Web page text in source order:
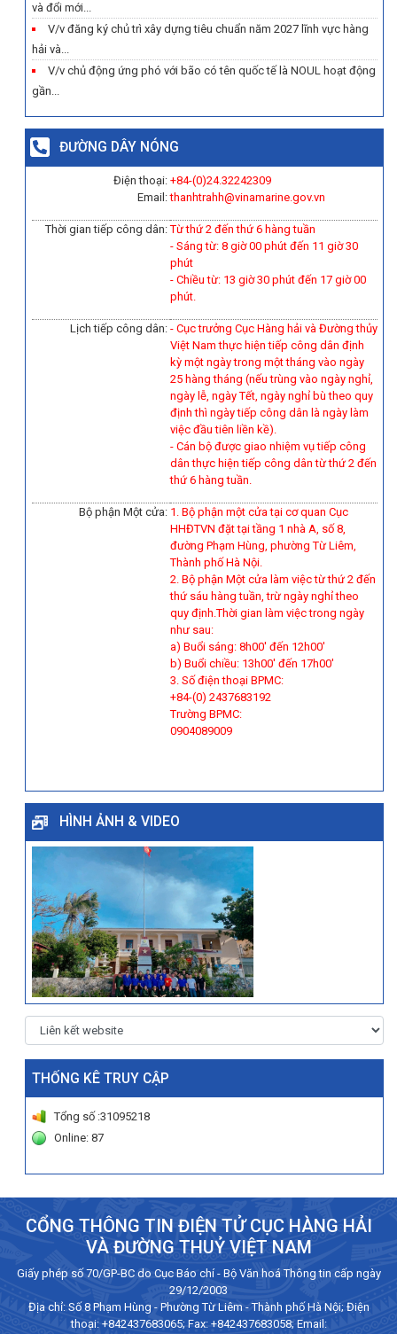
và đổi mới...
V/v đăng ký chủ trì xây dựng tiêu chuẩn năm 2027 lĩnh vực hàng
hải và...
V/v chủ động ứng phó với bão có tên quốc tế là NOUL hoạt động
gần...
ĐƯỜNG DÂY NÓNG
Điện thoại:
Email:
+84-(0)24.32242309
thanhtrahh@vinamarine.gov.vn
Thời gian tiếp công dân:Từ thứ 2 đến thứ 6 hàng tuần
- Sáng từ: 8 giờ 00 phút đến 11 giờ 30
phút
- Chiều từ: 13 giờ 30 phút đến 17 giờ 00
phút.
Lịch tiếp công dân: - Cục trưởng Cục Hàng hải và Đường thủy
Việt Nam thực hiện tiếp công dân định
kỳ một ngày trong một tháng vào ngày
25 hàng tháng (nếu trùng vào ngày nghỉ,
ngày lễ, ngày Tết, ngày nghỉ bù theo quy
định thì ngày tiếp công dân là ngày làm
việc đầu tiên liền kề).
- Cán bộ được giao nhiệm vụ tiếp công
dân thực hiện tiếp công dân từ thứ 2 đến
thứ 6 hàng tuần.
Bộ phận Một cửa: 1. Bộ phận một cửa tại cơ quan Cục
HHĐTVN đặt tại tầng 1 nhà A, số 8,
đường Phạm Hùng, phường Từ Liêm,
Thành phố Hà Nội.
2. Bộ phận Một cửa làm việc từ thứ 2 đến
thứ sáu hàng tuần, trừ ngày nghỉ theo
quy định.Thời gian làm việc trong ngày
như sau:
a) Buổi sáng: 8h00' đến 12h00'
b) Buổi chiều: 13h00' đến 17h00'
3. Số điện thoại BPMC:
+84-(0) 2437683192
Trường BPMC:
0904089009
HÌNH ẢNH & VIDEO
THỐNG KÊ TRUY CẬP
Tổng số :31095218
Online: 87
CỔNG THÔNG TIN ĐIỆN TỬ CỤC HÀNG HẢI
VÀ ĐƯỜNG THUỶ VIỆT NAM
Giấy phép số 70/GP-BC do Cục Báo chí - Bộ Văn hoá Thông tin cấp ngày
29/12/2003
Địa chỉ: Số 8 Phạm Hùng - Phường Từ Liêm - Thành phố Hà Nội; Điện
thoại: +842437683065; Fax: +842437683058; Email: